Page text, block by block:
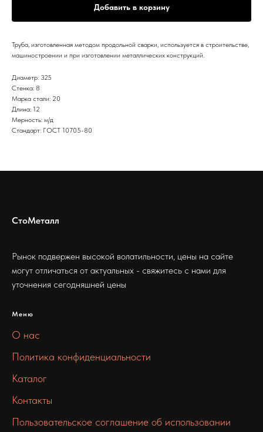
Добавить в корзину
Труба, изготовленная методом продольной сварки, используется в строительстве,
машиностроении и при изготовлении металлических конструкций.
Диаметр: 325
Стенка: 8
Марка стали: 20
Длина: 12
Мерность: м/д
Стандарт: ГОСТ 10705-80
СтоМеталл
Рынок подвержен высокой волатильности, цены на сайте
могут отличаться от актуальных - свяжитесь с нами для
уточнения сегодняшней цены
Меню
О нас
Политика конфиденциальности
Каталог
Контакты
Пользовательское соглашение об использовании